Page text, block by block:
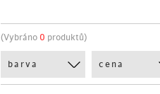
(Vybráno 0 produktů)
barva cena